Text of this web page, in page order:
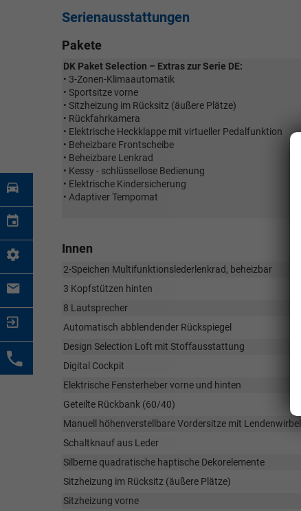
Serienausstattungen
Pakete
DK Paket Selection – Extras zur Serie DE:
• 3-Zonen-Klimaautomatik
• Sportsitze vorne
• Sitzheizung im Rücksitz (äußere Plätze)
• Rückfahrkamera
• Elektrische Heckklappe mit virtueller Pedalfunktion
• Beheizbare Frontscheibe
• Beheizbare Lenkrad
• Kessy - schlüssellose Bedienung
• Elektrische Kindersicherung
• Adaptiver Tempomat
Innen
2-Speichen Multifunktionslederlenkrad, beheizbar
3 Kopfstützen hinten
8 Lautsprecher
Automatisch abblendender Rückspiegel
Design Selection Loft mit Stoffausstattung
Digital Cockpit
Elektrische Fensterheber vorne und hinten
Geteilte Rückbank (60/40)
Manuell höhenverstellbare Vordersitze mit
Schaltknauf aus Leder
Silberne quadratische haptische Dekorelemente
Sitzheizung im Rücksitz (äußere Plätze)
Sitzheizung vorne